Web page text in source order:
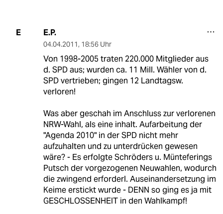
E E.P.
04.04.2011, 18:56 Uhr
Von 1998-2005 traten 220.000 Mitglieder aus
d. SPD aus; wurden ca. 11 Mill. Wähler von d.
SPD vertrieben; gingen 12 Landtagsw.
verloren!
Was aber geschah im Anschluss zur verlorenen
NRW-Wahl, als eine inhalt. Aufarbeitung der
"Agenda 2010" in der SPD nicht mehr
aufzuhalten und zu unterdrücken gewesen
wäre? - Es erfolgte Schröders u. Münteferings
Putsch der vorgezogenen Neuwahlen, wodurch
die zwingend erforderl. Auseinandersetzung im
Keime erstickt wurde - DENN so ging es ja mit
GESCHLOSSENHEIT in den Wahlkampf!